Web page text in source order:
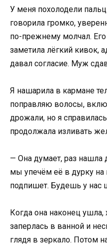
У меня похолодели
говорила громко,
по-прежнему молчал.
заметила лёгкий кивок,
давал согласие. Муж
Я нашарила в кармане
поправляю волосы,
дрожали, но я
продолжала изливать
— Она думает, раз нашла
мы упечём её в дурку на
подпишет. Будешь у нас
Когда она наконец
заперлась в ванной и
глядя в зеркало. Потом